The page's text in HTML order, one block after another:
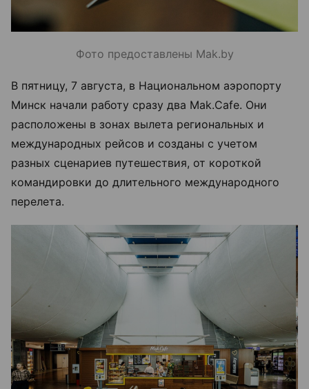
Фото предоставлены Mak.by
В пятницу, 7 августа, в Национальном аэропорту
Минск начали работу сразу два Mak.Cafe. Они
расположены в зонах вылета региональных и
международных рейсов и созданы с учетом
разных сценариев путешествия, от короткой
командировки до длительного международного
перелета.